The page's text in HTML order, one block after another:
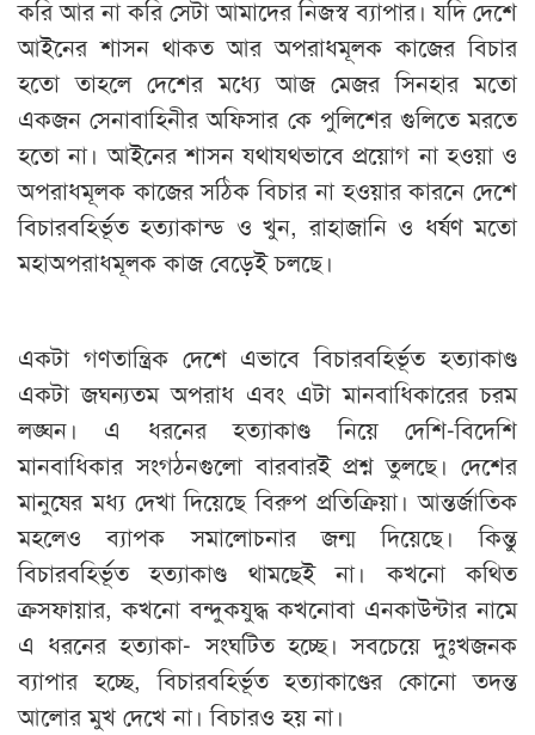
করি আর না করি সেটা আমাদের নিজস্ব ব্যাপার। যদি দেশে
আইনের শাসন থাকত আর অপরাধমূলক কাজের বিচার
হতো তাহলে দেশের মধ্যে আজ মেজর সিনহার মতো
একজন সেনাবাহিনীর অফিসার কে পুলিশের গুলিতে মরতে
হতো না। আইনের শাসন যথাযথভাবে প্রয়োগ না হওয়া ও
অপরাধমূলক কাজের সঠিক বিচার না হওয়ার কারনে দেশে
বিচারবহির্ভূত হত্যাকান্ড ও খুন, রাহাজানি ও ধর্ষণ মতো
মহাঅপরাধমূলক কাজ বেড়েই চলছে।
একটা গণতান্ত্রিক দেশে এভাবে বিচারবহির্ভূত হত্যাকাণ্ড
একটা জঘন্যতম অপরাধ এবং এটা মানবাধিকারের চরম
লঙ্ঘন। এ ধরনের হত্যাকাণ্ড নিয়ে দেশি-বিদেশি
মানবাধিকার সংগঠনগুলো বারবারই প্রশ্ন তুলছে। দেশের
মানুষের মধ্য দেখা দিয়েছে বিরুপ প্রতিক্রিয়া। আন্তর্জাতিক
মহলেও ব্যাপক সমালোচনার জন্ম দিয়েছে। কিন্তু
বিচারবহির্ভূত হত্যাকাণ্ড থামছেই না। কখনো কথিত
ক্রসফায়ার, কখনো বন্দুকযুদ্ধ কখনোবা এনকাউন্টার নামে
এ ধরনের হত্যাকা- সংঘটিত হচ্ছে। সবচেয়ে দুঃখজনক
ব্যাপার হচ্ছে, বিচারবহির্ভূত হত্যাকাণ্ডের কোনো তদন্ত
আলোর মুখ দেখে না। বিচারও হয় না।